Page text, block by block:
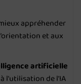
appréhender
et aux
artificielle
de l’IA